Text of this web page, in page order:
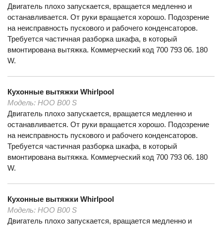
Двигатель плохо запускается, вращается медленно и
останавливается. От руки вращается хорошо. Подозрение
на неисправность пускового и рабочего конденсаторов.
Требуется частичная разборка шкафа, в который
вмонтирована вытяжка. Коммерческий код 700 793 06. 180
W.
Кухонные вытяжки Whirlpool
Модель: HOO B00 S
Двигатель плохо запускается, вращается медленно и
останавливается. От руки вращается хорошо. Подозрение
на неисправность пускового и рабочего конденсаторов.
Требуется частичная разборка шкафа, в который
вмонтирована вытяжка. Коммерческий код 700 793 06. 180
W.
Кухонные вытяжки Whirlpool
Модель: HOO B00 S
Двигатель плохо запускается, вращается медленно и